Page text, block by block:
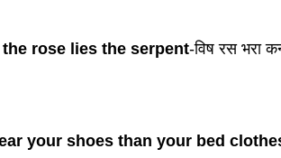
rose lies the serpent-विष रस भरा
your shoes than your bed